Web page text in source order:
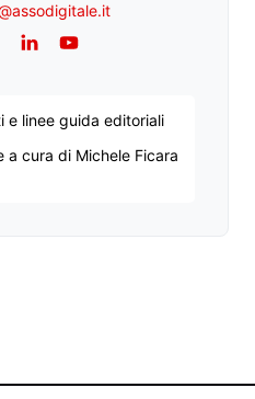
LinkedInYouTube
e linee guida editoriali
a cura di Michele Ficara